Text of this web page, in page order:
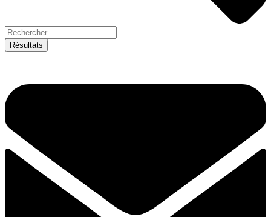
Résultats